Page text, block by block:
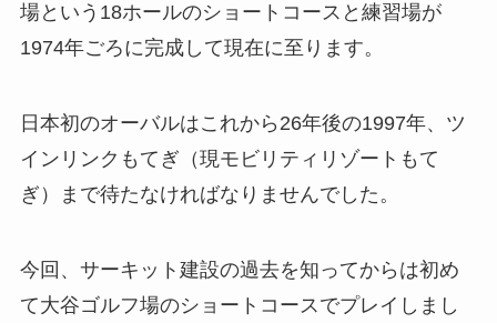
場という18ホールのショートコースと練習場が
1974年ごろに完成して現在に至ります。
日本初のオーバルはこれから26年後の1997年、ツ
インリンクもてぎ（現モビリティリゾートもて
ぎ）まで待たなければなりませんでした。
今回、サーキット建設の過去を知ってからは初め
て大谷ゴルフ場のショートコースでプレイしまし